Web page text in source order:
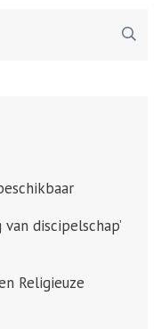
discipelschap’
Religieuze